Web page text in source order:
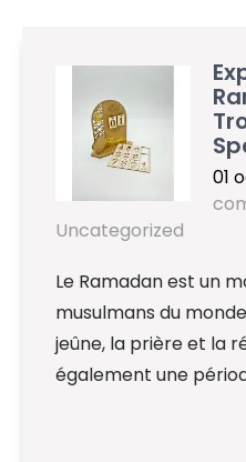
01
Uncategorized
Le Ramadan est un
musulmans du
jeûne, la prière et la
également une